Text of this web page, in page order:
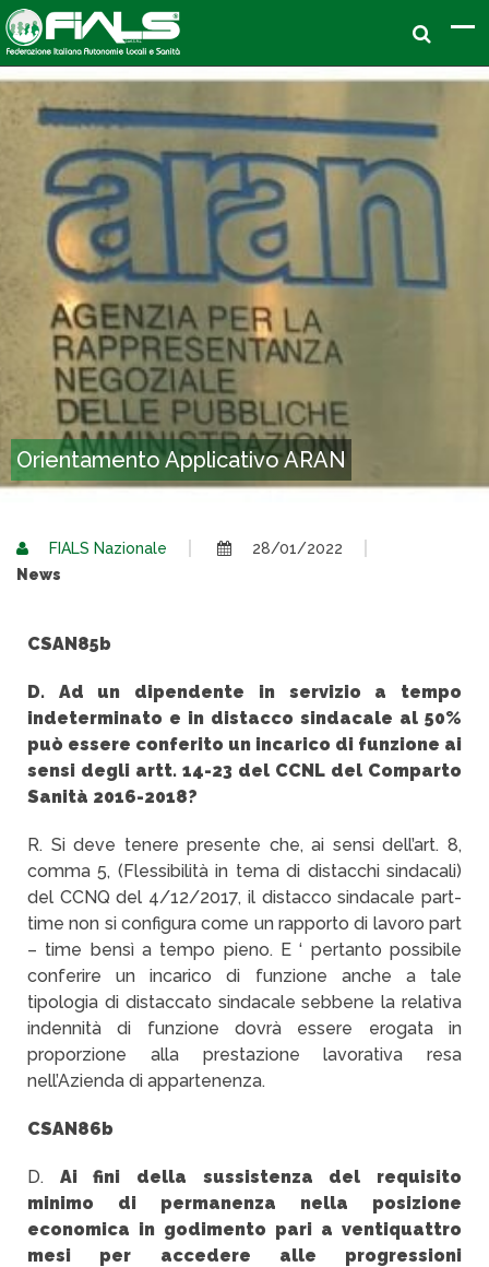
Orientamento Applicativo ARAN
FIALS Nazionale
28/01/2022
News
CSAN85b
D. Ad un dipendente in servizio a tempo
indeterminato e in distacco sindacale al 50%
può essere conferito un incarico di funzione ai
sensi degli artt. 14-23 del CCNL del Comparto
Sanità 2016-2018?
R. Si deve tenere presente che, ai sensi dell’art. 8,
comma 5, (Flessibilità in tema di distacchi sindacali)
del CCNQ del 4/12/2017, il distacco sindacale part-
time non si configura come un rapporto di lavoro part
– time bensì a tempo pieno. E ‘ pertanto possibile
conferire un incarico di funzione anche a tale
tipologia di distaccato sindacale sebbene la relativa
indennità di funzione dovrà essere erogata in
proporzione alla prestazione lavorativa resa
nell’Azienda di appartenenza.
CSAN86b
D. Ai fini della sussistenza del requisito
minimo di permanenza nella posizione
economica in godimento pari a ventiquattro
mesi per accedere alle progressioni